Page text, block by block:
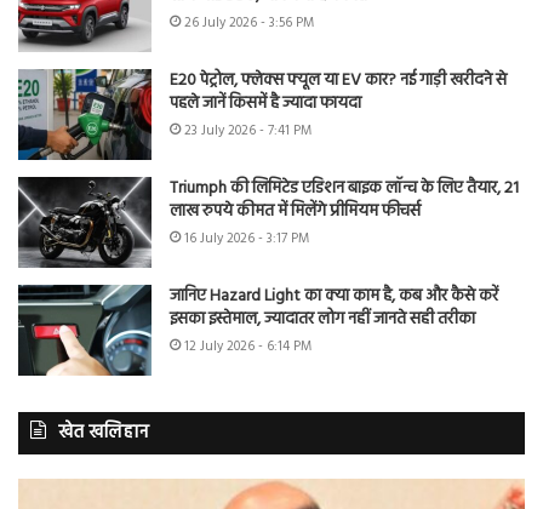
26 July 2026 - 3:56 PM
E20 पेट्रोल, फ्लेक्स फ्यूल या EV कार? नई गाड़ी खरीदने से
पहले जानें किसमें है ज्यादा फायदा
23 July 2026 - 7:41 PM
Triumph की लिमिटेड एडिशन बाइक लॉन्च के लिए तैयार, 21
लाख रुपये कीमत में मिलेंगे प्रीमियम फीचर्स
16 July 2026 - 3:17 PM
जानिए Hazard Light का क्या काम है, कब और कैसे करें
इसका इस्तेमाल, ज्यादातर लोग नहीं जानते सही तरीका
12 July 2026 - 6:14 PM
खेत खलिहान